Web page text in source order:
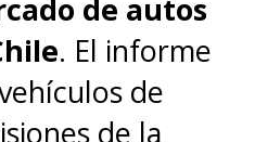
de autos
. El informe
de
de la